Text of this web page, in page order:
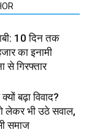
10 दिन तक
का इनामी
से गिरफ्तार
बढ़ा विवाद?
लेकर भी उठे सवाल,
समाज